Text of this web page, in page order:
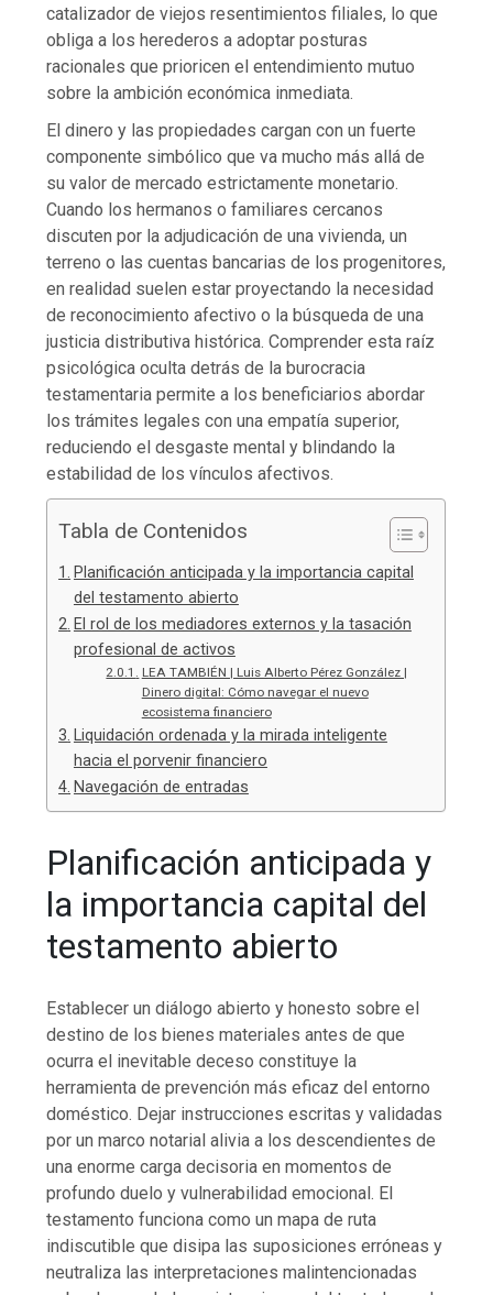
catalizador de viejos resentimientos filiales, lo que
obliga a los herederos a adoptar posturas
racionales que prioricen el entendimiento mutuo
sobre la ambición económica inmediata.
El dinero y las propiedades cargan con un fuerte
componente simbólico que va mucho más allá de
su valor de mercado estrictamente monetario.
Cuando los hermanos o familiares cercanos
discuten por la adjudicación de una vivienda, un
terreno o las cuentas bancarias de los progenitores,
en realidad suelen estar proyectando la necesidad
de reconocimiento afectivo o la búsqueda de una
justicia distributiva histórica. Comprender esta raíz
psicológica oculta detrás de la burocracia
testamentaria permite a los beneficiarios abordar
los trámites legales con una empatía superior,
reduciendo el desgaste mental y blindando la
estabilidad de los vínculos afectivos.
Tabla de Contenidos
Planificación anticipada y la importancia capital
del testamento abierto
El rol de los mediadores externos y la tasación
profesional de activos
LEA TAMBIÉN | Luis Alberto Pérez González |
Dinero digital: Cómo navegar el nuevo
ecosistema financiero
Liquidación ordenada y la mirada inteligente
hacia el porvenir financiero
Navegación de entradas
Planificación anticipada y
la importancia capital del
testamento abierto
Establecer un diálogo abierto y honesto sobre el
destino de los bienes materiales antes de que
ocurra el inevitable deceso constituye la
herramienta de prevención más eficaz del entorno
doméstico. Dejar instrucciones escritas y validadas
por un marco notarial alivia a los descendientes de
una enorme carga decisoria en momentos de
profundo duelo y vulnerabilidad emocional. El
testamento funciona como un mapa de ruta
indiscutible que disipa las suposiciones erróneas y
neutraliza las interpretaciones malintencionadas